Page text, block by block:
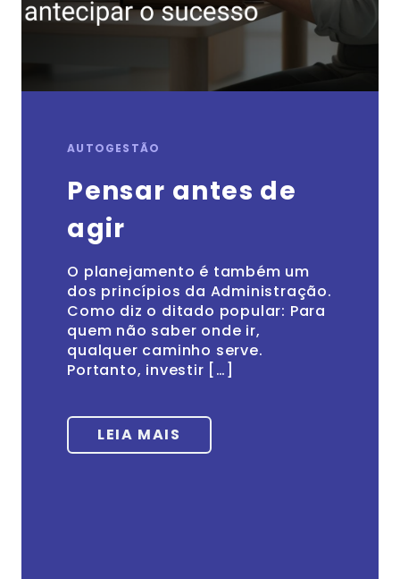
AUTOGESTÃO
Pensar antes de
agir
O planejamento é também um
dos princípios da Administração.
Como diz o ditado popular: Para
quem não saber onde ir,
qualquer caminho serve.
Portanto, investir […]
LEIA MAIS